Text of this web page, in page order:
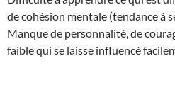
de cohésion mentale (tendance à
Manque de personnalité, de
faible qui se laisse influencé